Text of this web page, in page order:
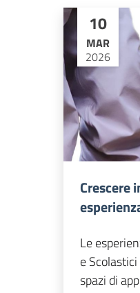
10
MAR
2026
Crescere
Le
e
spazi di